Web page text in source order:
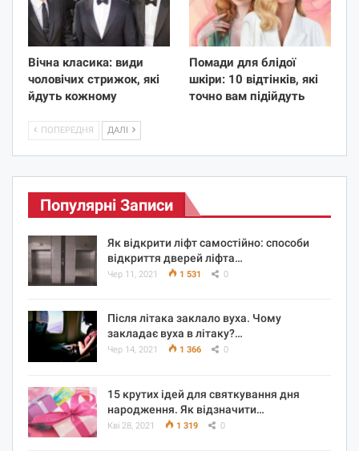
Вічна класика: види
чоловічих стрижок, які
йдуть кожному
Помади для блідої
шкіри: 10 відтінків, які
точно вам підійдуть
ПОПЕРЕДНЯ ДАЛІ
Популярні Записи
Як відкрити ліфт самостійно: способи
відкриття дверей ліфта…
Чер 11, 2021 1 531 0
Після літака заклало вуха. Чому
закладає вуха в літаку?…
Чер 14, 2021 1 366 0
15 крутих ідей для святкування дня
народження. Як відзначити…
Кві 28, 2021 1 319 0